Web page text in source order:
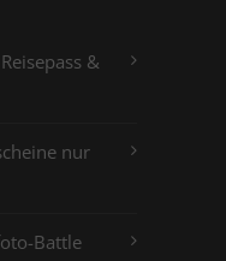
&
nur
Battle